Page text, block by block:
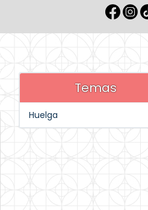
Temas
Huelga